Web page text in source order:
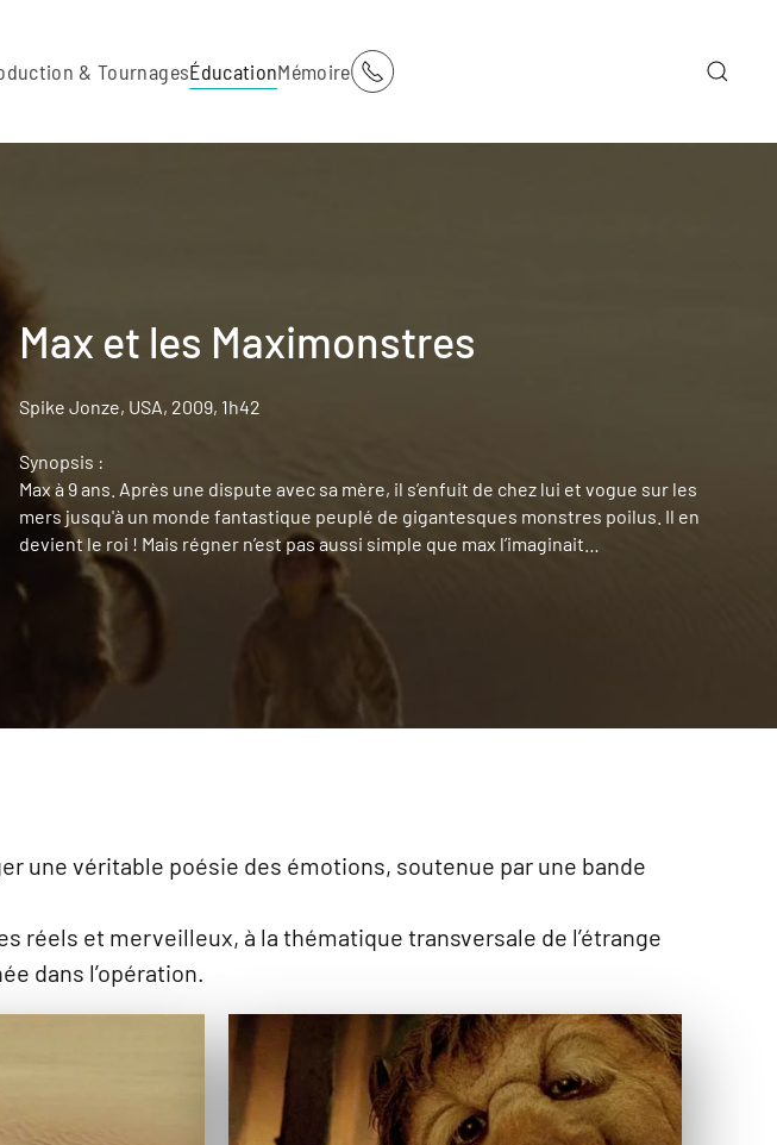
& TournagesÉducationMémoire
Max et les Maximonstres
Spike Jonze, USA, 2009, 1h42
Synopsis :
Max à 9 ans. Après une dispute avec sa mère, il s’enfuit de chez lui et vogue sur les
mers jusqu'à un monde fantastique peuplé de gigantesques monstres poilus. Il en
devient le roi ! Mais régner n’est pas aussi simple que max l’imaginait…
une véritable poésie des émotions, soutenue par une bande
et merveilleux, à la thématique transversale de l’étrange
dans l’opération.